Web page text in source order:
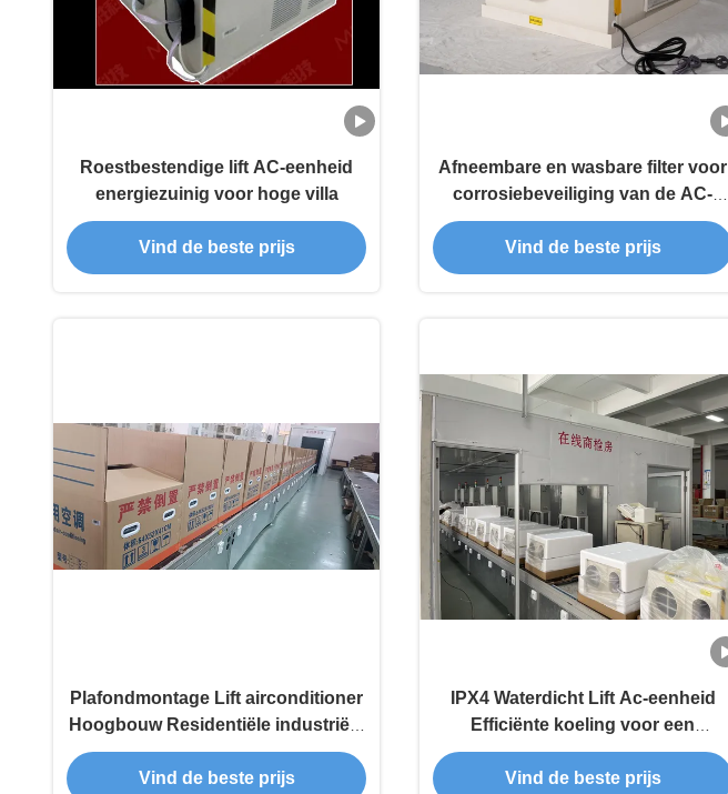
Roestbestendige lift AC-eenheid
energiezuinig voor hoge villa
Vind de beste prijs
Afneembare en wasbare filter voor
corrosiebeveiliging van de AC-
eenheid van de lift
Vind de beste prijs
Plafondmontage Lift airconditioner
Hoogbouw Residentiële industriële
airconditioner
Vind de beste prijs
IPX4 Waterdicht Lift Ac-eenheid
Efficiënte koeling voor een
hoogbouw winkelcentrum
Vind de beste prijs